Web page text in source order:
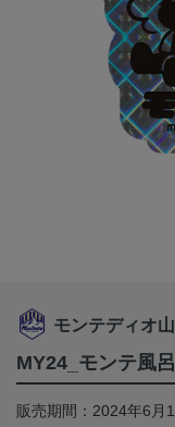
モンテディオ
MY24_モンテ風
販売期間：2024年6月